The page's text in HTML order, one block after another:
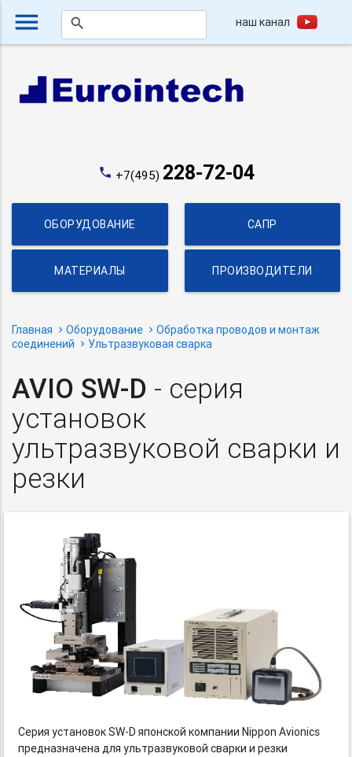
menu search наш канал
phone +7(495) 228-72-04
ОБОРУДОВАНИЕ САПР
МАТЕРИАЛЫ ПРОИЗВОДИТЕЛИ
Главная Оборудование
Обработка проводов и монтаж
соединений
Ультразвуковая сварка
AVIO SW-D - серия
установок
ультразвуковой сварки и
резки
Серия установокSW-D японской компании Nippon Avionics
предназначена для ультразвуковой сварки и резки